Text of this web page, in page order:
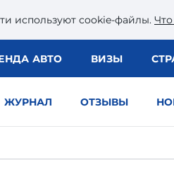
используют сookie-файлы. Что
АВТО ВИЗЫ
ЖУРНАЛ ОТЗЫВЫ